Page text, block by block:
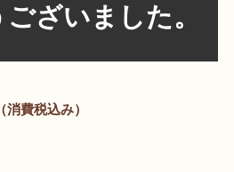
ざいました。
（消費税込み）